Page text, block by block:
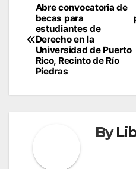
Navegación
de
entradas
Abre convocatoria de
becas para
estudiantes de
Derecho en la
Universidad de Puerto
Rico, Recinto de Río
Piedras
By